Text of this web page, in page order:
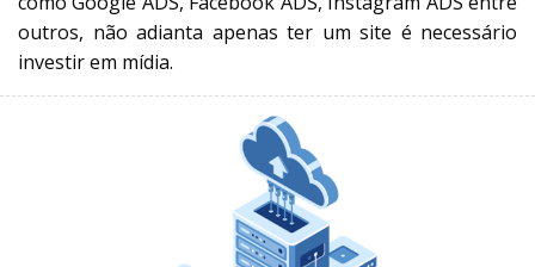
outros, não adianta apenas ter um site é necessário
investir em mídia.